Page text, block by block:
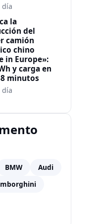
día
la
del
camión
chino
in Europe»:
y carga en
minutos
día
BMW
Audi